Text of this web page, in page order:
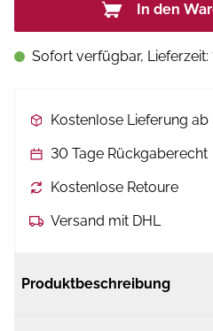
In den
Sofort verfügbar, Lieferzeit:
Kostenlose Lieferung
30 Tage Rückgaberecht
Kostenlose Retoure
Versand mit DHL
Produktbeschreibung